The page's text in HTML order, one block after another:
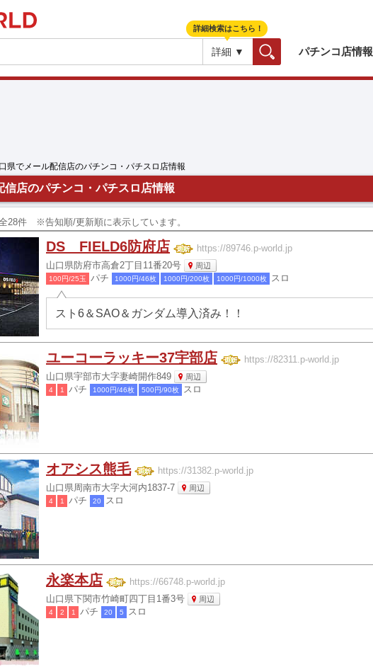
詳細 ▼ パチンコ店情報
詳細検索はこちら！
県でメール配信店のパチンコ・パチスロ店情報
信店のパチンコ・パチスロ店情報
28件 ※告知順/更新順に表示しています。
DS FIELD6防府店 https://89746.p-world.jp
山口県防府市高倉2丁目11番20号 周辺
100円/25玉 パチ 1000円/46枚 1000円/200枚 1000円/1000枚 スロ
スト6＆SAO＆ガンダム導入済み！！
ユーコーラッキー37宇部店 https://82311.p-world.jp
山口県宇部市大字妻崎開作849 周辺
4 1 パチ 1000円/46枚 500円/90枚 スロ
オアシス熊毛 https://31382.p-world.jp
山口県周南市大字大河内1837-7 周辺
4 1 パチ 20 スロ
永楽本店 https://66748.p-world.jp
山口県下関市竹崎町四丁目1番3号 周辺
4 2 1 パチ 20 5 スロ